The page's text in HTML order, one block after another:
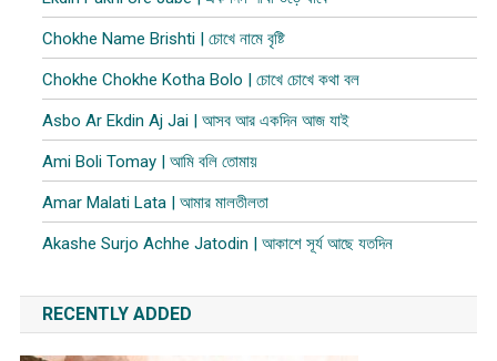
Chokhe Name Brishti | চোখে নামে বৃষ্টি
Chokhe Chokhe Kotha Bolo | চোখে চোখে কথা বল
Asbo Ar Ekdin Aj Jai | আসব আর একদিন আজ যাই
Ami Boli Tomay | আমি বলি তোমায়
Amar Malati Lata | আমার মালতীলতা
Akashe Surjo Achhe Jatodin | আকাশে সূর্য আছে যতদিন
RECENTLY ADDED